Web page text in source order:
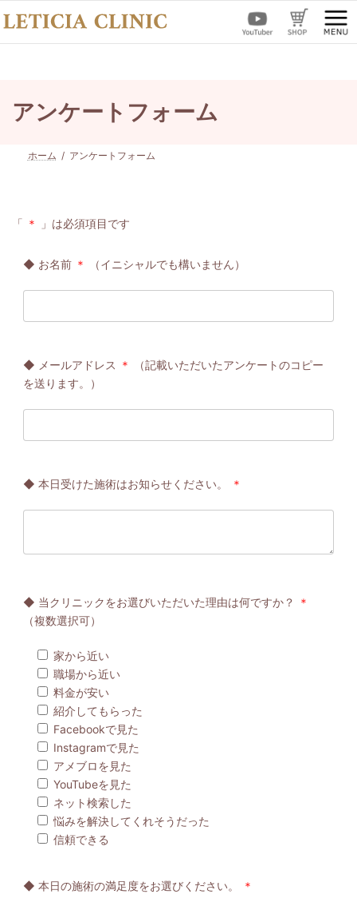
アンケートフォーム
ホーム アンケートフォーム
「 ＊ 」は必須項目です
◆ お名前 ＊ （イニシャルでも構いません）
◆ メールアドレス ＊
（記載いただいたアンケートのコピー
を送ります。）
◆ 本日受けた施術はお知らせください。 ＊
◆ 当クリニックをお選びいただいた理由は何ですか？
＊
（複数選択可）
家から近い
職場から近い
料金が安い
紹介してもらった
Facebookで見た
Instagramで見た
アメブロを見た
YouTubeを見た
ネット検索した
悩みを解決してくれそうだった
信頼できる
◆ 本日の施術の満足度をお選びください。 ＊